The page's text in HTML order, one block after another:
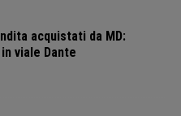
acquistati da MD:
viale Dante